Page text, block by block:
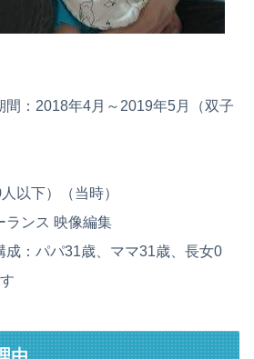
間：2018年4月～2019年5月（双子
以下）（当時）
ス 映像編集
成：パパ31歳、ママ31歳、長女0